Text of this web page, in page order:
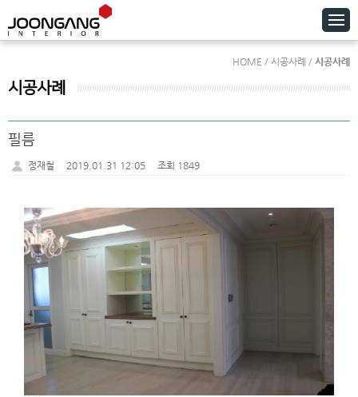
HOME / 시공사례 / 시공사례
시공사례
필름
정재철 2019.01.31 12:05 조회 1849